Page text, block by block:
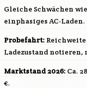
Gleiche Schwächen
einphasiges AC-Laden.
Probefahrt:
Ladezustand notieren,
Marktstand 2026: Ca.
€.